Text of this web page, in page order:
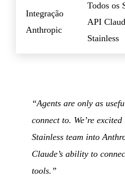
Integração
Anthropic
Todos os
API
Stainless
“Agents are only as
connect to. We’re
Stainless team into
Claude’s ability to
tools.”